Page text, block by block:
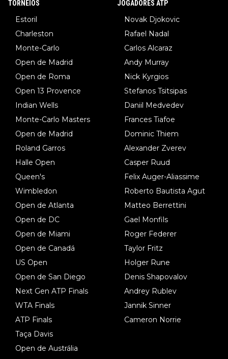
TORNEIOS
Estoril
Charleston
Monte-Carlo
Open de Madrid
Open de Roma
Open 13 Provence
Indian Wells
Monte-Carlo Masters
Open de Madrid
Roland Garros
Halle Open
Queen's
Wimbledon
Open de Atlanta
Open de DC
Open de Miami
Open de Canadá
US Open
Open de San Diego
Next Gen ATP Finals
WTA Finals
ATP Finals
Taça Davis
Open de Austrália
JOGADORES ATP
Novak Djokovic
Rafael Nadal
Carlos Alcaraz
Andy Murray
Nick Kyrgios
Stefanos Tsitsipas
Daniil Medvedev
Frances Tiafoe
Dominic Thiem
Alexander Zverev
Casper Ruud
Felix Auger-Aliassime
Roberto Bautista Agut
Matteo Berrettini
Gael Monfils
Roger Federer
Taylor Fritz
Holger Rune
Denis Shapovalov
Andrey Rublev
Jannik Sinner
Cameron Norrie